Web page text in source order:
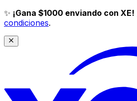
✨ ¡Gana $1000 enviando con XE!
condiciones.